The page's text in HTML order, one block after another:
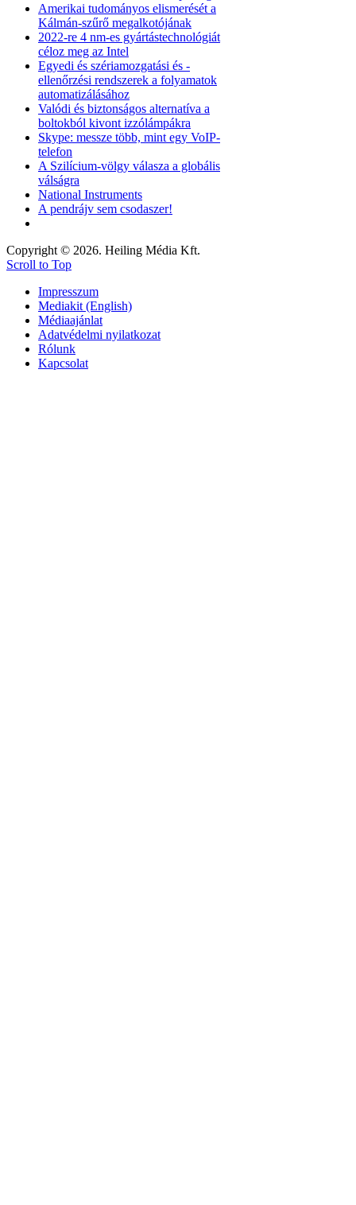
Amerikai tudományos elismerését a
Kálmán-szűrő megalkotójának
2022-re 4 nm-es gyártástechnológiát
céloz meg az Intel
Egyedi és szériamozgatási és -
ellenőrzési rendszerek a folyamatok
automatizálásához
Valódi és biztonságos alternatíva a
boltokból kivont izzólámpákra
Skype: messze több, mint egy VoIP-
telefon
A Szilícium-völgy válasza a globális
válságra
National Instruments
A pendrájv sem csodaszer!
Copyright © 2026. Heiling Média Kft.
Scroll to Top
Impresszum
Mediakit (English)
Médiaajánlat
Adatvédelmi nyilatkozat
Rólunk
Kapcsolat